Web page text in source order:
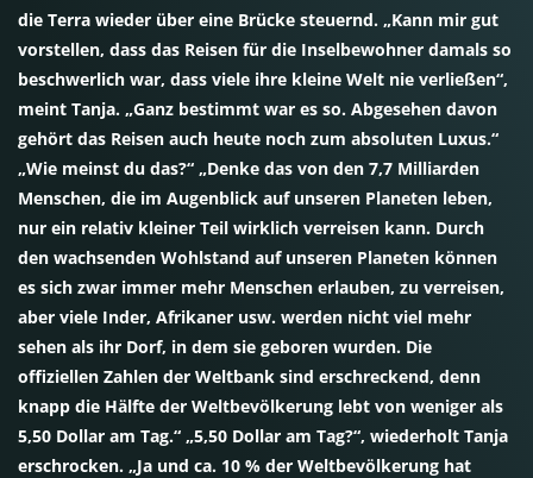
die Terra wieder über eine Brücke steuernd. „Kann mir gut
vorstellen, dass das Reisen für die Inselbewohner damals so
beschwerlich war, dass viele ihre kleine Welt nie verließen“,
meint Tanja. „Ganz bestimmt war es so. Abgesehen davon
gehört das Reisen auch heute noch zum absoluten Luxus.“
„Wie meinst du das?“ „Denke das von den 7,7 Milliarden
Menschen, die im Augenblick auf unseren Planeten leben,
nur ein relativ kleiner Teil wirklich verreisen kann. Durch
den wachsenden Wohlstand auf unseren Planeten können
es sich zwar immer mehr Menschen erlauben, zu verreisen,
aber viele Inder, Afrikaner usw. werden nicht viel mehr
sehen als ihr Dorf, in dem sie geboren wurden. Die
offiziellen Zahlen der Weltbank sind erschreckend, denn
knapp die Hälfte der Weltbevölkerung lebt von weniger als
5,50 Dollar am Tag.“ „5,50 Dollar am Tag?“, wiederholt Tanja
erschrocken. „Ja und ca. 10 % der Weltbevölkerung hat